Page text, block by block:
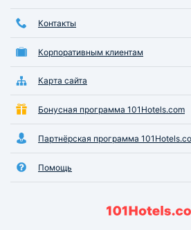
Контакты
Корпоративным клиентам
Карта сайта
Бонусная программа 101Hotels.com
Партнёрская программа
Помощь